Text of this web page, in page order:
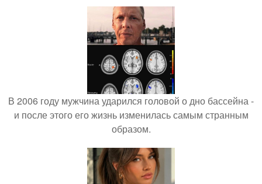
В 2006 году мужчина ударился головой о дно бассейна -
и после этого его жизнь изменилась самым странным
образом.